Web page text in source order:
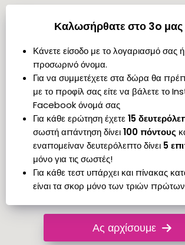
Καλωσήρθατε στο 3o
Κάνετε είσοδο με το λογαριασμό σας
προσωρινό όνομα.
Για να συμμετέχετε στα δώρα θα
με το προφίλ σας είτε να βάλετε το
Facebook όνομά σας
Για κάθε ερώτηση έχετε15
σωστή απάντηση δίνει100 πόντους
εναπομείναν δευτερόλεπτο δίνει 5
μόνο για τις σωστές!
Για κάθε τεστ υπάρχει και πίνακας
είναι τα σκορ μόνο των τριών
Ας αρχίσουμε